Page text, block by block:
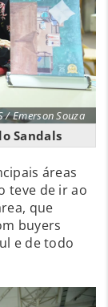
/ Emerson Souza
Sandals
áreas
teve de ir ao
que
buyers
e de todo